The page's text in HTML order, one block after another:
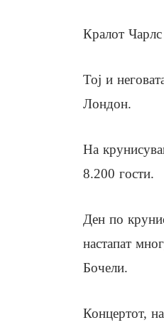
Кралот Чарлс
Тој и
Лондон.
На
8.200 гости.
Ден по
настапат
Бочели.
Концертот,